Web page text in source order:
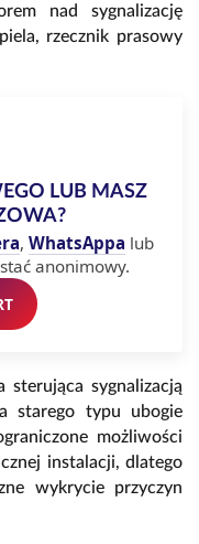
nad sygnalizację
rzecznik prasowy
LUB MASZ
, WhatsAppa lub
anonimowy.
sygnalizacją
starego typu ubogie
możliwości
instalacji, dlatego
wykrycie przyczyn